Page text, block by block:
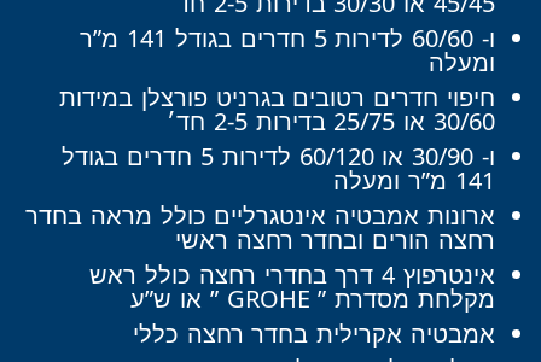
ו- 60/60 לדירות 5 חדרים בגודל 141 מ”ר
ומעלה
חיפוי חדרים רטובים בגרניט פורצלן במידות
30/60 או 25/75 בדירות 2-5 חד׳
ו- 30/90 או 60/120 לדירות 5 חדרים בגודל
141 מ”ר ומעלה
ארונות אמבטיה אינטגרליים כולל מראה בחדר
רחצה הורים ובחדר רחצה ראשי
אינטרפוץ 4 דרך בחדרי רחצה כולל ראש
מקלחת מסדרת ” GROHE ” או ש”ע
אמבטיה אקרילית בחדר רחצה כללי